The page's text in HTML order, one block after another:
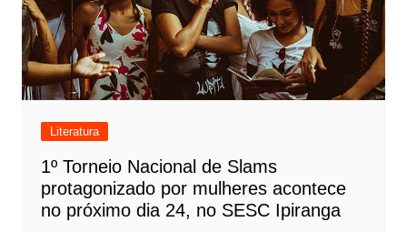
Literatura
1º Torneio Nacional de Slams
protagonizado por mulheres acontece
no próximo dia 24, no SESC Ipiranga